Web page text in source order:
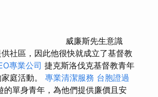
威廉斯先生意識
社區，因此他很快就成立了基督教
專業公司 捷克斯洛伐克基督教青年
庭活動。 專業清潔服務 台胞證過
單身青年，為他們提供廉價且安